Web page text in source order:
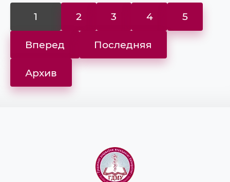
1 2 3 4 5
Вперед Последняя
Архив